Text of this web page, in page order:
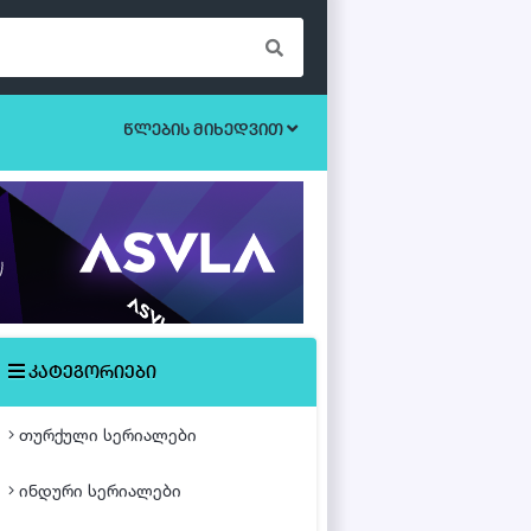
ეროტიული
ისტორიული
მძაფრ-სიუჟეტიანი
წლების მიხედვით
კატეგორიები
თურქული სერიალები
ინდური სერიალები